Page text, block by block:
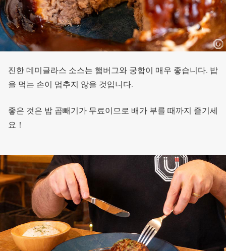
진한 데미글라스 소스는 햄버그와 궁합이 매우 좋습니다. 밥
을 먹는 손이 멈추지 않을 것입니다.
좋은 것은 밥 곱빼기가 무료이므로 배가 부를 때까지 즐기세
요！